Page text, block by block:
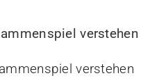
verstehen
verstehen